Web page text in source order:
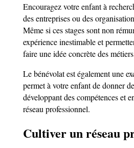
Encouragez votre enfant à
des entreprises ou des
Même si ces stages sont non
expérience inestimable et
faire une idée concrète des
Le bénévolat est également une
permet à votre enfant de donner
développant des compétences et
réseau professionnel.
Cultiver un réseau